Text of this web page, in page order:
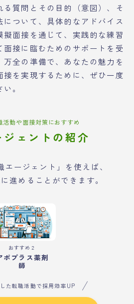
質問とその目的（意図）、そ
について、具体的なアドバイス
擬面接を通じて、実践的な練習
面接に臨むためのサポートを受
万全の準備で、あなたの魅力を
接を実現するために、ぜひ一度
。
活動や面接対策におすすめ
ジェントの紹介
エージェント」を使えば、
進めることができます。
おすすめ２
ポプラス薬剤
師
た転職活動で採用効率UP